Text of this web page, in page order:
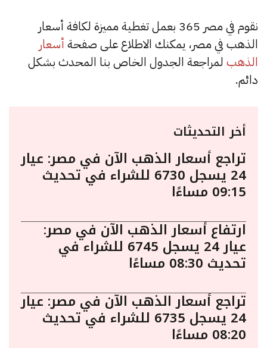
نقوم في مصر 365 بعمل تغطية مميزة لكافة أسعار
الذهب في مصر، يمكنك الاطلاع على صفحة أسعار
الذهب لمراجعة الجدول الخاص بنا المحدث بشكل
دائم.
أخر التحديثات
تراجع أسعار الذهب الآن في مصر: عيار
24 يسجل 6730 للشراء في تحديث
09:15 مساءًا
ارتفاع أسعار الذهب الآن في مصر:
عيار 24 يسجل 6745 للشراء في
تحديث 08:30 مساءًا
تراجع أسعار الذهب الآن في مصر: عيار
24 يسجل 6735 للشراء في تحديث
08:20 مساءًا